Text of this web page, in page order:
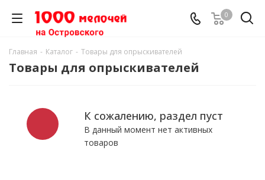
0
Главная - Каталог - Товары для опрыскивателей
Товары для опрыскивателей
К сожалению, раздел пуст
В данный момент нет активных
товаров